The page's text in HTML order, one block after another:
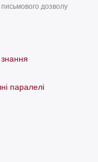
дозволу
паралелі